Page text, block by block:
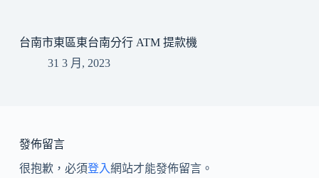
台南市東區東台南分行 ATM 提款機
31 3 月, 2023
發佈留言
很抱歉，必須登入網站才能發佈留言。